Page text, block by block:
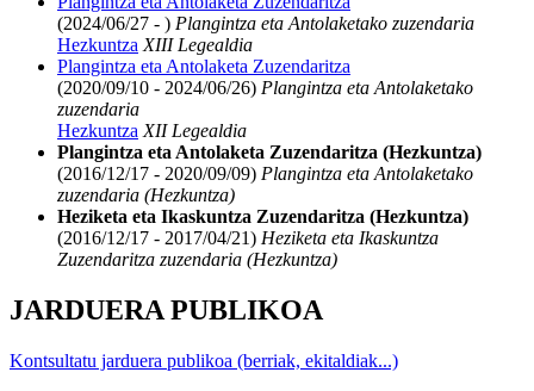
(2024/06/27 - ) Plangintza eta Antolaketako zuzendaria
Hezkuntza XIII Legealdia
Plangintza eta Antolaketa Zuzendaritza
(2020/09/10 - 2024/06/26) Plangintza eta Antolaketako
zuzendaria
Hezkuntza XII Legealdia
Plangintza eta Antolaketa Zuzendaritza (Hezkuntza)
(2016/12/17 - 2020/09/09) Plangintza eta Antolaketako
zuzendaria (Hezkuntza)
Heziketa eta Ikaskuntza Zuzendaritza (Hezkuntza)
(2016/12/17 - 2017/04/21) Heziketa eta Ikaskuntza
Zuzendaritza zuzendaria (Hezkuntza)
JARDUERA PUBLIKOA
Kontsultatu jarduera publikoa (berriak, ekitaldiak...)